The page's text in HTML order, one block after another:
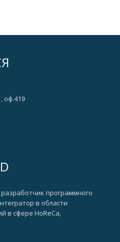
оф.419
программного
в области
в сфере HoReCa,